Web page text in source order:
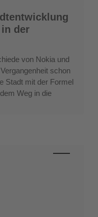
der
von Nokia und
schon
Stadt mit der Formel
Weg in die